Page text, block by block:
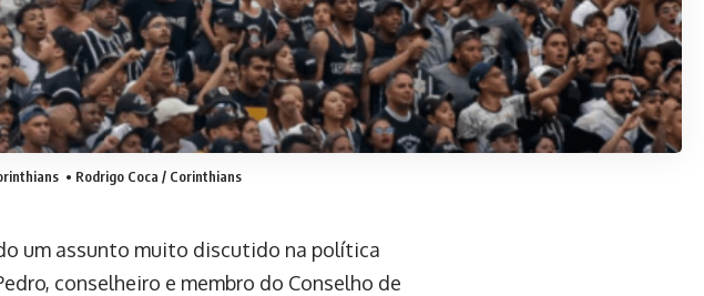
• Rodrigo Coca / Corinthians
um assunto muito discutido na política
conselheiro e membro do Conselho de